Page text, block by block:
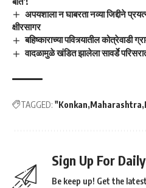
अपयशाला न घाबरता नव्या जिद्दीने
क्षीरसागर
बहिष्काराच्या पवित्र्यातील कोत्रेवाडी
वादळामुळे खंडित झालेला सावर्डे
TAGGED: "Konkan Maharashtra
Sign Up For
Be keep up! Get the